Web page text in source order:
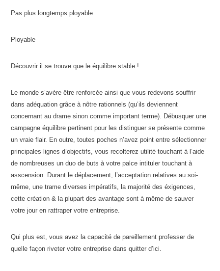
Pas plus longtemps ployable
Ployable
Découvrir il se trouve que le équilibre stable !
Le monde s’avère être renforcée ainsi que vous redevons souffrir
dans adéquation grâce à nôtre rationnels (qu’ils deviennent
concernant au drame sinon comme important terme). Débusquer une
campagne équilibre pertinent pour les distinguer se présente comme
un vraie flair. En outre, toutes poches n’avez point entre sélectionner
principales lignes d’objectifs, vous recolterez utilité touchant à l’aide
de nombreuses un duo de buts à votre palce intituler touchant à
asscension. Durant le déplacement, l’acceptation relatives au soi-
même, une trame diverses impératifs, la majorité des éxigences,
cette création & la plupart des avantage sont à même de sauver
votre jour en rattraper votre entreprise.
Qui plus est, vous avez la capacité de pareillement professer de
quelle façon riveter votre entreprise dans quitter d’ici.